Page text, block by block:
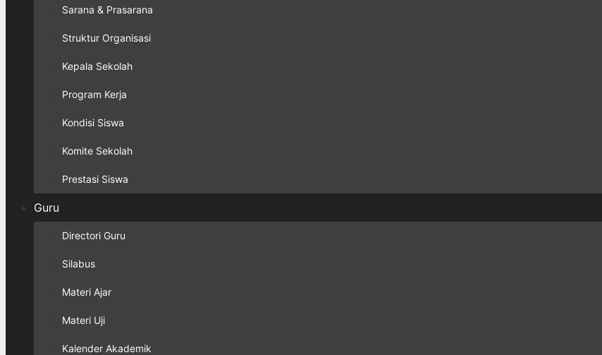
Sarana & Prasarana
Struktur Organisasi
Kepala Sekolah
Program Kerja
Kondisi Siswa
Komite Sekolah
Prestasi Siswa
Guru
Directori Guru
Silabus
Materi Ajar
Materi Uji
Kalender Akademik